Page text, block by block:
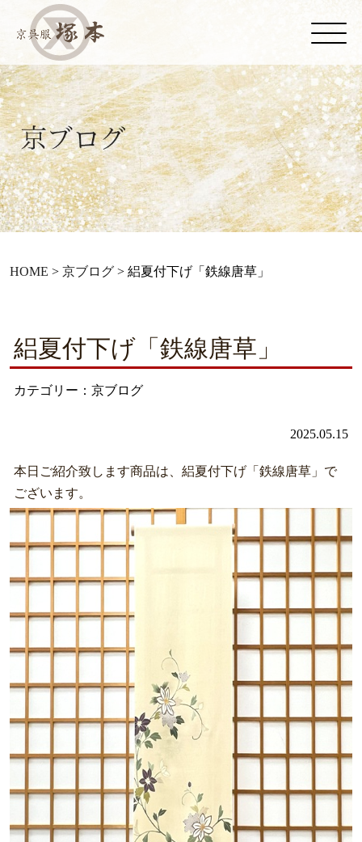
HOME > 京ブログ> 絽夏付下げ「鉄線唐草」
絽夏付下げ「鉄線唐草」
カテゴリー：京ブログ
2025.05.15
本日ご紹介致します商品は、絽夏付下げ「鉄線唐草」で
ございます。